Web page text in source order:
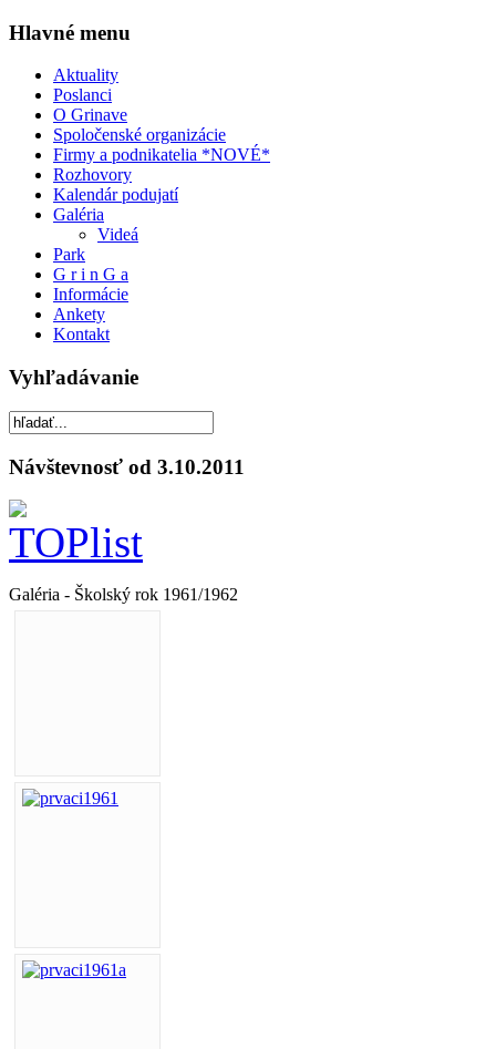
Hlavné menu
Aktuality
Poslanci
O Grinave
Spoločenské organizácie
Firmy a podnikatelia *NOVÉ*
Rozhovory
Kalendár podujatí
Galéria
Videá
Park
G r i n G a
Informácie
Ankety
Kontakt
Vyhľadávanie
Návštevnosť od 3.10.2011
Galéria - Školský rok 1961/1962